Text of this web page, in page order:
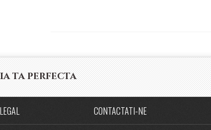
ta perfecta
LEGAL CONTACTATI-NE